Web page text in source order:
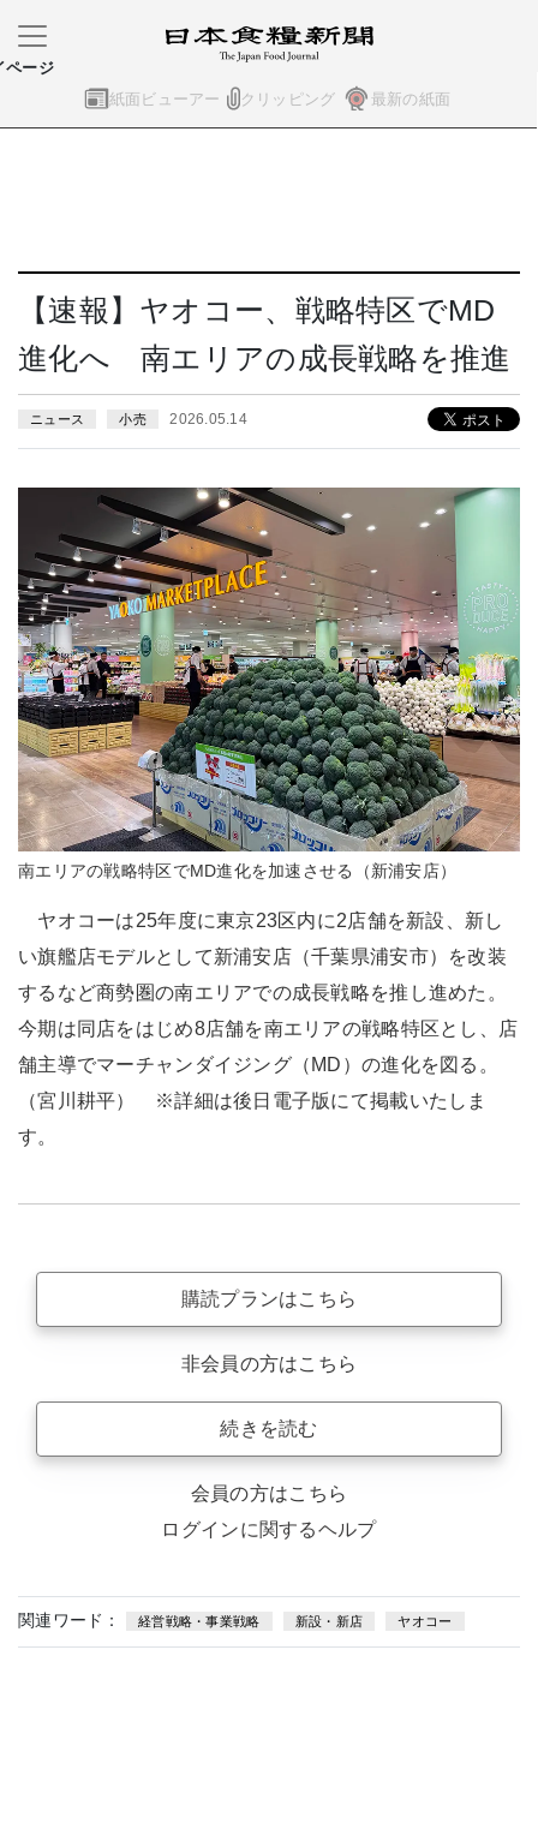
紙面ビューアー クリッピング 最新の紙面
ページ
【速報】ヤオコー、戦略特区でMD
進化へ 南エリアの成長戦略を推進
ニュース 小売 2026.05.14
南エリアの戦略特区でMD進化を加速させる（新浦安店）
ヤオコーは25年度に東京23区内に2店舗を新設、新し
い旗艦店モデルとして新浦安店（千葉県浦安市）を改装
するなど商勢圏の南エリアでの成長戦略を推し進めた。
今期は同店をはじめ8店舗を南エリアの戦略特区とし、店
舗主導でマーチャンダイジング（MD）の進化を図る。
（宮川耕平） ※詳細は後日電子版にて掲載いたしま
す。
購読プランはこちら
非会員の方はこちら
続きを読む
会員の方はこちら
ログインに関するヘルプ
関連ワード： 経営戦略・事業戦略 新設・新店 ヤオコー